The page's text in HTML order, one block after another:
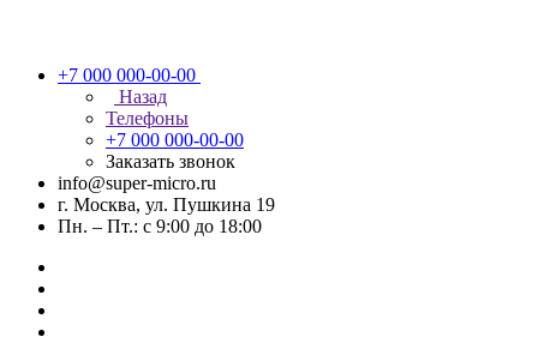
+7 000 000-00-00
Назад
Телефоны
+7 000 000-00-00
Заказать звонок
info@super-micro.ru
г. Москва, ул. Пушкина 19
Пн. – Пт.: с 9:00 до 18:00